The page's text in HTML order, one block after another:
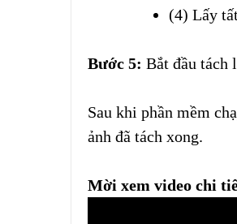
(4) Lấy
Bước 5: Bắt đầu tách
Sau khi phần mềm
ảnh đã tách xong.
Mời xem video chi